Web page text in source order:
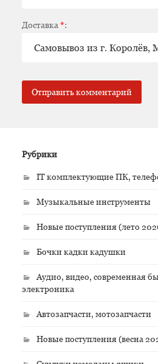
Доставка *:
Рубрики
IT комплектующие ПК,
Музыкальные инструменты
Новые поступления (лето
Бочки кадки кадушки
Аудио, видео, современная
электроника
Автозапчасти, мотозапчасти
Новые поступления (весна